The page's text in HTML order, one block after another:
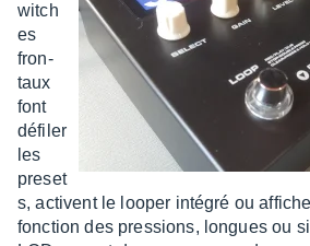
witch
es
fron­
taux
font
défi­ler
les
preset
s, activent le looper inté­gré ou
fonc­tion des pres­sions, longues ou